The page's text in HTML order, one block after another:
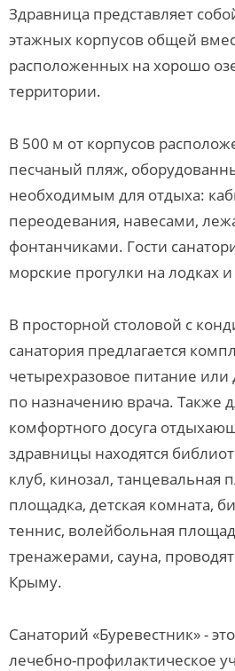
Здравница представляет
этажных корпусов общей
расположенных на хорошо
территории.
В 500 м от корпусов
песчаный пляж,
необходимым для отдыха:
переодевания, навесами,
фонтанчиками. Гости
морские прогулки на лодках
В просторной столовой с
санатория предлагается
четырехразовое питание
по назначению врача. Также
комфортного досуга
здравницы находятся
клуб, кинозал, танцевальная
площадка, детская комната,
теннис, волейбольная
тренажерами, сауна,
Крыму.
Санаторий «Буревестник» -
лечебно-профилактическое